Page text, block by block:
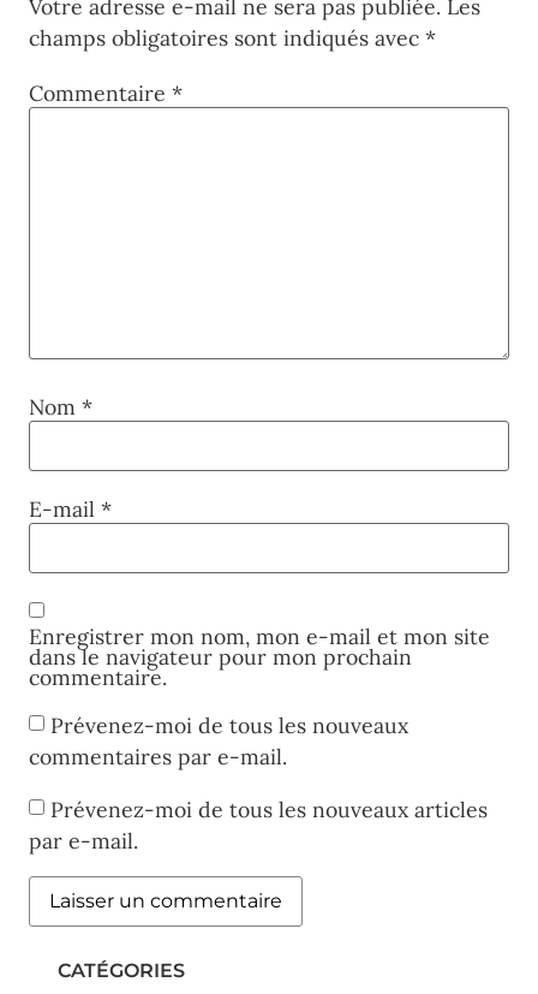
Votre adresse e-mail ne sera pas publiée. Les
champs obligatoires sont indiqués avec *
Commentaire *
Nom *
E-mail *
Enregistrer mon nom, mon e-mail et mon site
dans le navigateur pour mon prochain
commentaire.
Prévenez-moi de tous les nouveaux
commentaires par e-mail.
Prévenez-moi de tous les nouveaux articles
par e-mail.
CATÉGORIES